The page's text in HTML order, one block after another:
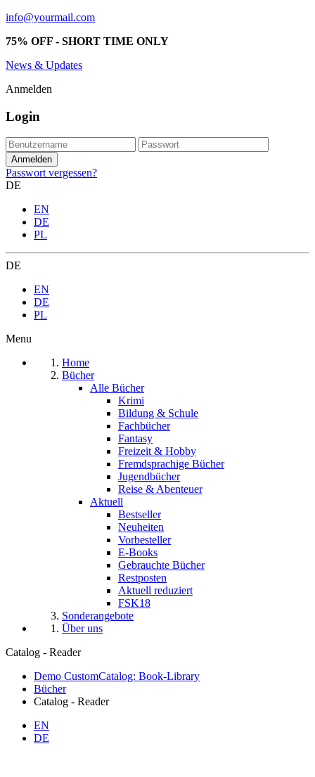
info@yourmail.com
75% OFF - SHORT TIME ONLY
News & Updates
Anmelden
Login
Passwort vergessen?
DE
EN
DE
PL
DE
EN
DE
PL
Menu
Home
Bücher
Alle Bücher
Krimi
Bildung & Schule
Fachbücher
Fantasy
Freizeit & Hobby
Fremdsprachige Bücher
Jugendbücher
Reise & Abenteuer
Aktuell
Bestseller
Neuheiten
Vorbesteller
E-Books
Gebrauchte Bücher
Restposten
Aktuell reduziert
FSK18
Sonderangebote
Über uns
Catalog - Reader
Demo CustomCatalog: Book-Library
Bücher
Catalog - Reader
EN
DE